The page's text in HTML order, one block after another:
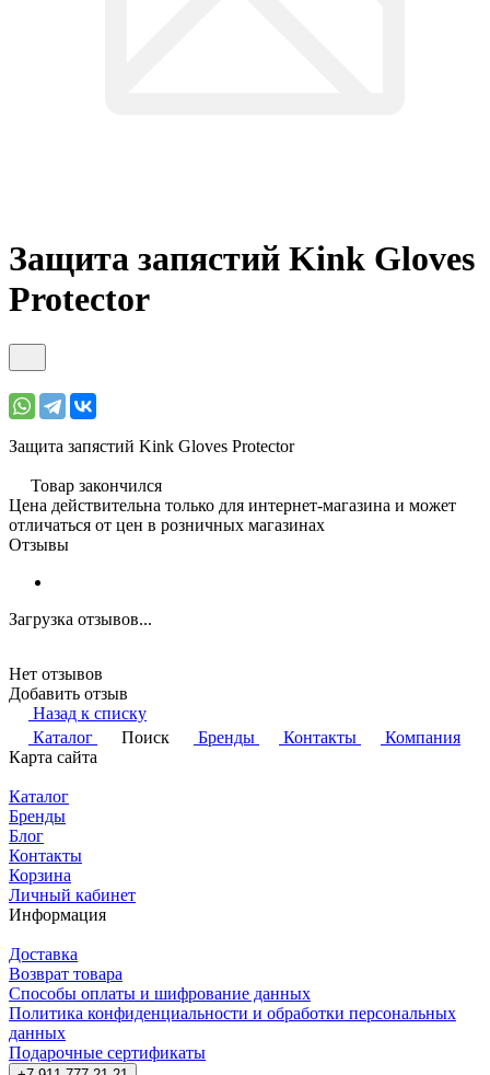
Защита запястий Kink Gloves
Protector
Защита запястий Kink Gloves Protector
Товар закончился
Цена действительна только для интернет-магазина и может
отличаться от цен в розничных магазинах
Отзывы
Загрузка отзывов...
Нет отзывов
Добавить отзыв
Назад к списку
Каталог
Поиск Бренды Контакты
Компания
Карта сайта
Каталог
Бренды
Блог
Контакты
Корзина
Личный кабинет
Информация
Доставка
Возврат товара
Способы оплаты и шифрование данных
Политика конфиденциальности и обработки персональных
данных
Подарочные сертификаты